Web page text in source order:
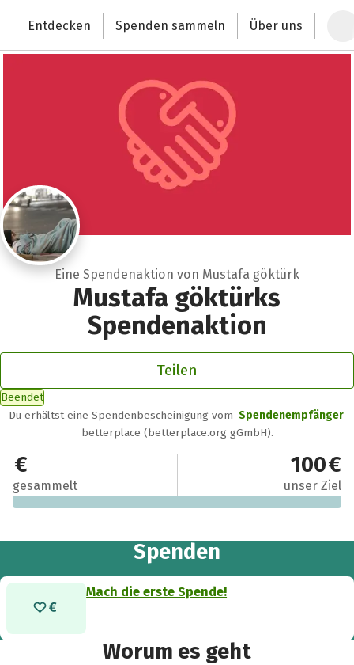
Deutschlands größte Spendenplattform
Entdecken Spenden sammeln Über uns
Eine Spendenaktion von Mustafa göktürk
Mustafa göktürks
Spendenaktion
Teilen
Beendet
Du erhältst eine Spendenbescheinigung vom Spendenempfänger
betterplace (betterplace.org gGmbH).
0 €
gesammelt
100 €
unser Ziel
Spenden
Mach die erste Spende!
Worum es geht